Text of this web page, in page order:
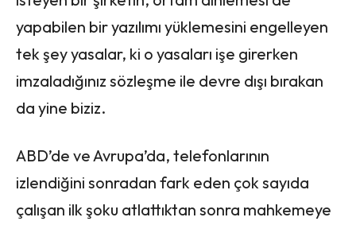
yapabilen bir yazılımı yüklemesini engelleyen
tek şey yasalar, ki o yasaları işe girerken
imzaladığınız sözleşme ile devre dışı bırakan
da yine biziz.
ABD’de ve Avrupa’da, telefonlarının
izlendiğini sonradan fark eden çok sayıda
çalışan ilk şoku atlattıktan sonra mahkemeye